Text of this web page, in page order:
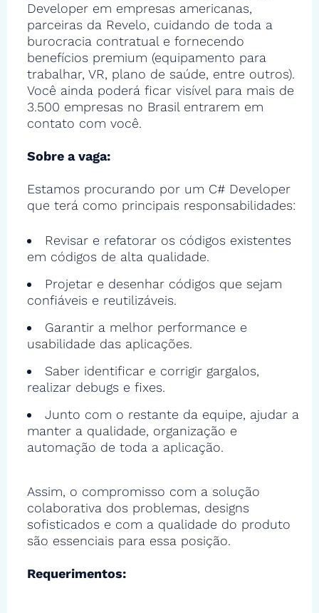
Developer em empresas americanas,
parceiras da Revelo, cuidando de toda a
burocracia contratual e fornecendo
benefícios premium (equipamento para
trabalhar, VR, plano de saúde, entre outros).
Você ainda poderá ficar visível para mais de
3.500 empresas no Brasil entrarem em
contato com você.
Sobre a vaga:
Estamos procurando por um C# Developer
que terá como principais responsabilidades:
Revisar e refatorar os códigos existentes
em códigos de alta qualidade.
Projetar e desenhar códigos que sejam
confiáveis e reutilizáveis.
Garantir a melhor performance e
usabilidade das aplicações.
Saber identificar e corrigir gargalos,
realizar debugs e fixes.
Junto com o restante da equipe, ajudar a
manter a qualidade, organização e
automação de toda a aplicação.
Assim, o compromisso com a solução
colaborativa dos problemas, designs
sofisticados e com a qualidade do produto
são essenciais para essa posição.
Requerimentos: